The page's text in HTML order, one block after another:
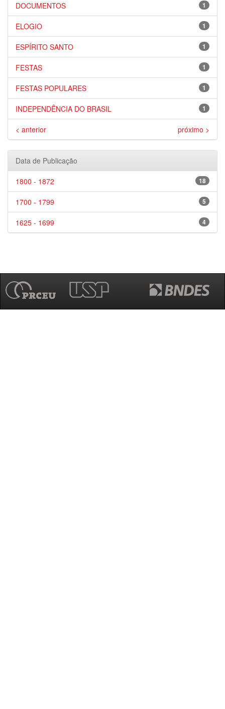
1
DOCUMENTOS
1
ELOGIO
1
ESPÍRITO SANTO
1
FESTAS
1
FESTAS POPULARES
1
INDEPENDÊNCIA DO BRASIL
< anterior próximo >
Data de Publicação
18
1800 - 1872
5
1700 - 1799
4
1625 - 1699